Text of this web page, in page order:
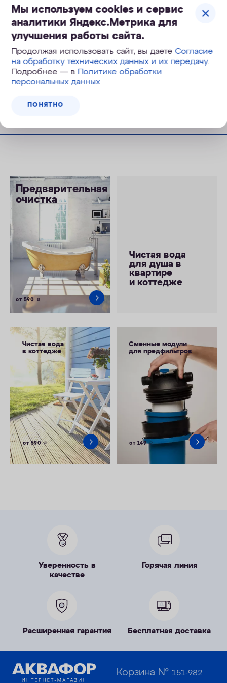
1 050руб.
1 350руб., экономия 300руб.
Предварительная
очистка
от 590 руб.
Чистая вода
для душа в
квартире
и коттедже
Чистая вода
в коттедже
от 590руб.
Сменные модули
для предфильтров
от 149руб.
Уверенность в
качестве
Горячая линия
Расширенная гарантия Бесплатная доставка
Мы используем cookies и сервис
аналитики Яндекс.Метрика для
улучшения работы сайта.
Продолжая использовать сайт, вы даетеСогласие
на обработку технических данных и их передачу.
Подробнее — в Политике обработки
персональных данных
ПОНЯТНО
Корзина №151-982